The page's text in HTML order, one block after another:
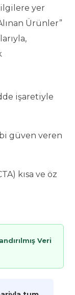
yer
Ürünler”
işaretiyle
güven veren
kısa ve öz
Veri